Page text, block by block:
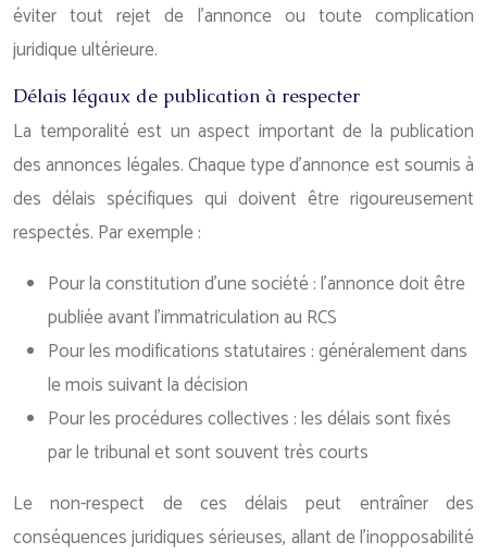
éviter tout rejet de l’annonce ou toute complication
juridique ultérieure.
Délais légaux de publication à respecter
La temporalité est un aspect important de la publication
des annonces légales. Chaque type d’annonce est soumis à
des délais spécifiques qui doivent être rigoureusement
respectés. Par exemple :
Pour la constitution d’une société : l’annonce doit être
publiée avant l’immatriculation au RCS
Pour les modifications statutaires : généralement dans
le mois suivant la décision
Pour les procédures collectives : les délais sont fixés
par le tribunal et sont souvent très courts
Le non-respect de ces délais peut entraîner des
conséquences juridiques sérieuses, allant de l’inopposabilité